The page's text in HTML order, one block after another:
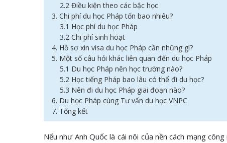
2.2 Điều kiện theo các bậc học
3. Chi phí du học Pháp tốn bao nhiêu?
3.1 Học phí du học Pháp
3.2 Chi phí sinh hoạt
4. Hồ sơ xin visa du học Pháp cần những gì?
5. Một số câu hỏi khác liên quan đến du học Pháp
5.1 Du học Pháp nên học trường nào?
5.2 Học tiếng Pháp bao lâu có thể đi du học?
5.3 Nên đi du học Pháp giai đoạn nào?
6. Du học Pháp cùng Tư vấn du học VNPC
7. Tổng kết
Nếu như Anh Quốc là cái nôi của nền cách mạng